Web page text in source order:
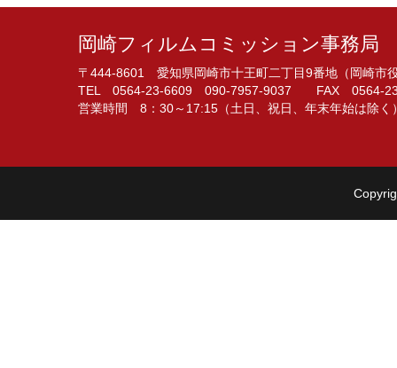
岡崎フィルムコミッション事務局
〒444-8601 愛知県岡崎市十王町二丁目9番地（岡崎市
TEL 0564-23-6609 090-7957-9037 FAX 0564-
営業時間 8：30～17:15（土日、祝日、年末年始は除く